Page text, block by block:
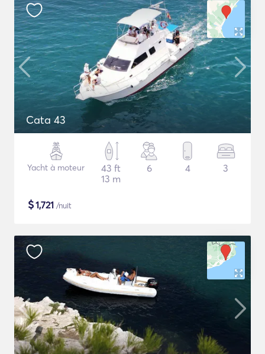
Cata 43
Yacht à moteur
43 ft
13 m
6 4 3
$1,721 /nuit